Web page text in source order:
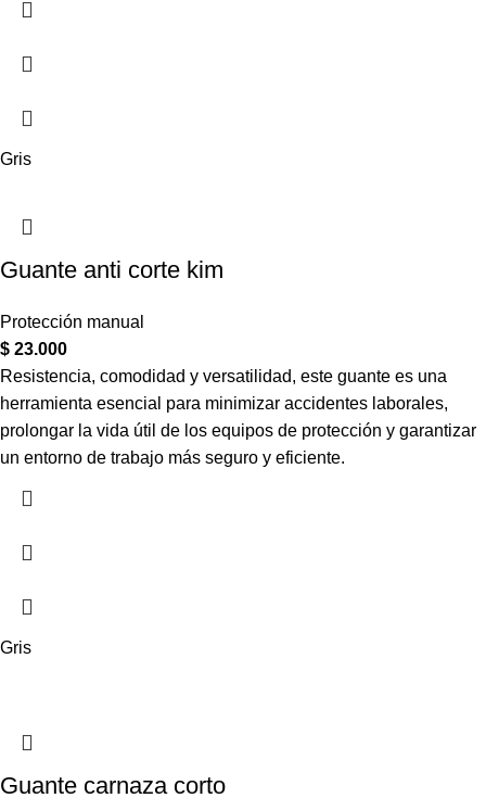
Gris
Guante anti corte kim
Protección manual
$ 23.000
Resistencia, comodidad y versatilidad, este guante es una
herramienta esencial para minimizar accidentes laborales,
prolongar la vida útil de los equipos de protección y garantizar
un entorno de trabajo más seguro y eficiente.
Gris
Guante carnaza corto